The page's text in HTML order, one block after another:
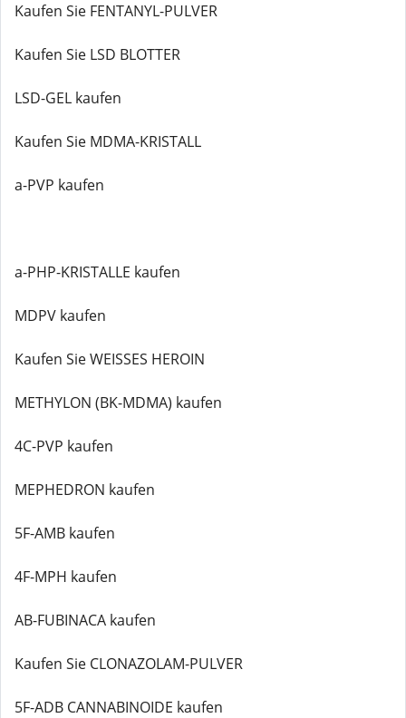
Kaufen Sie FENTANYL-PULVER
Kaufen Sie LSD BLOTTER
LSD-GEL kaufen
Kaufen Sie MDMA-KRISTALL
a-PVP kaufen
a-PHP-KRISTALLE kaufen
MDPV kaufen
Kaufen Sie WEISSES HEROIN
METHYLON (BK-MDMA) kaufen
4C-PVP kaufen
MEPHEDRON kaufen
5F-AMB kaufen
4F-MPH kaufen
AB-FUBINACA kaufen
Kaufen Sie CLONAZOLAM-PULVER
5F-ADB CANNABINOIDE kaufen